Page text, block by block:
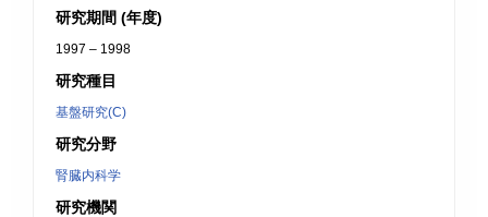
研究期間 (年度)
1997 – 1998
研究種目
基盤研究(C)
研究分野
腎臓内科学
研究機関